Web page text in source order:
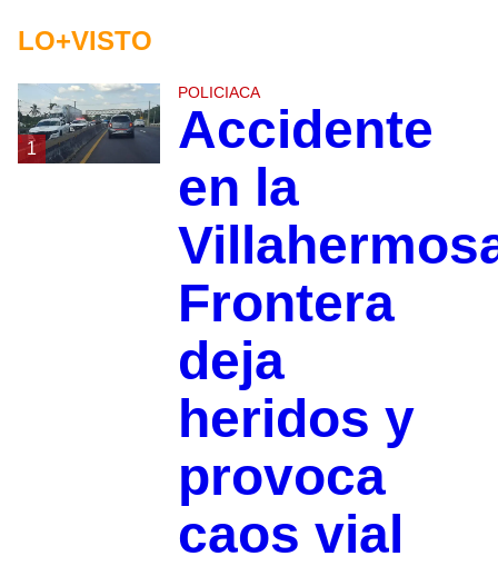
LO+VISTO
1
POLICIACA
Accidente
en la
Frontera
deja
heridos y
provoca
caos vial